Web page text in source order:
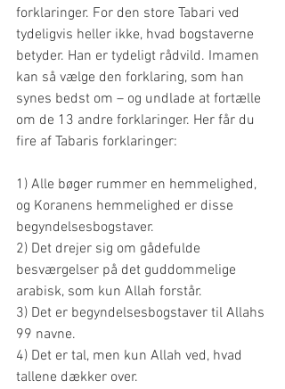
forklaringer. For den store Tabari ved
tydeligvis heller ikke, hvad bogstaverne
betyder. Han er tydeligt rådvild. Imamen
kan så vælge den forklaring, som han
synes bedst om – og undlade at fortælle
om de 13 andre forklaringer. Her får du
fire af Tabaris forklaringer:
1) Alle bøger rummer en hemmelighed,
og Koranens hemmelighed er disse
begyndelsesbogstaver.
2) Det drejer sig om gådefulde
besværgelser på det guddommelige
arabisk, som kun Allah forstår.
3) Det er begyndelsesbogstaver til Allahs
99 navne.
4) Det er tal, men kun Allah ved, hvad
tallene dækker over.